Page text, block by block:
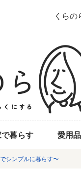
くらの
暮らす 愛用品
シンプルに暮らす〜